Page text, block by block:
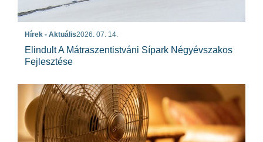
Hírek - Aktuális2026. 07. 14.
Elindult A Mátraszentistváni Sípark Négyévszakos
Fejlesztése